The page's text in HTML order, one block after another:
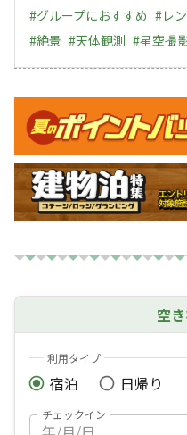
#グループにおすすめ #レ
#絶景 #天体観測 #星空撮
キャンペーン
空
利用タイプ
宿泊 日帰り
チェックイン